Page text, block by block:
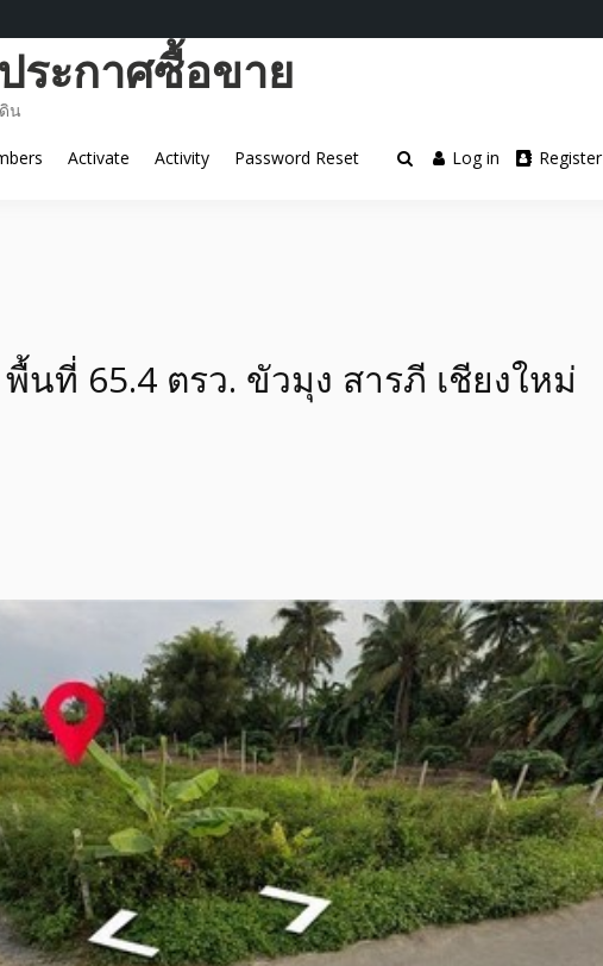
ระกาศซื้อขาย
น
Activate Activity Password Reset Log in Register
นที่ 65.4 ตรว. ขัวมุง สารภี เชียงใหม่